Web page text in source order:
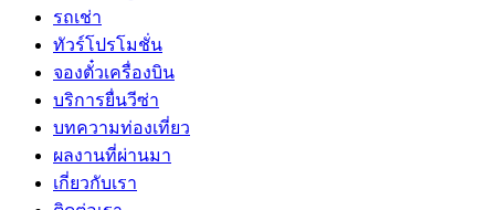
รถเช่า
ทัวร์โปรโมชั่น
จองตั๋วเครื่องบิน
บริการยื่นวีซ่า
บทความท่องเที่ยว
ผลงานที่ผ่านมา
เกี่ยวกับเรา